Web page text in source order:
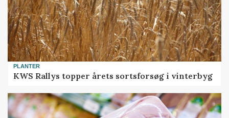
PLANTER
KWS Rallys topper årets sortsforsøg i vinterbyg